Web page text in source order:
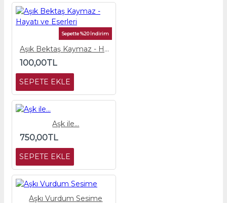
Sepette %20 İndirim
Aşık Bektaş Kaymaz - Hayatı ve Eserleri
100,00TL
SEPETE EKLE
Aşk ile...
750,00TL
SEPETE EKLE
Aşkı Vurdum Sesime